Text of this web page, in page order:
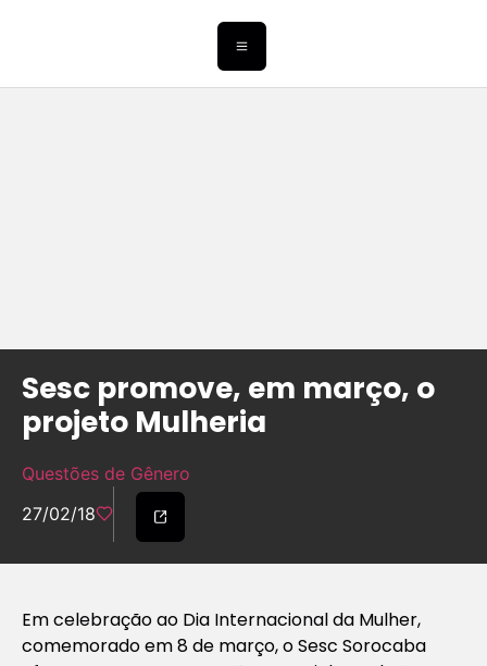
Sesc promove, em março, o
projeto Mulheria
Questões de Gênero
27/02/18
Em celebração ao Dia Internacional da Mulher,
comemorado em 8 de março, o Sesc Sorocaba